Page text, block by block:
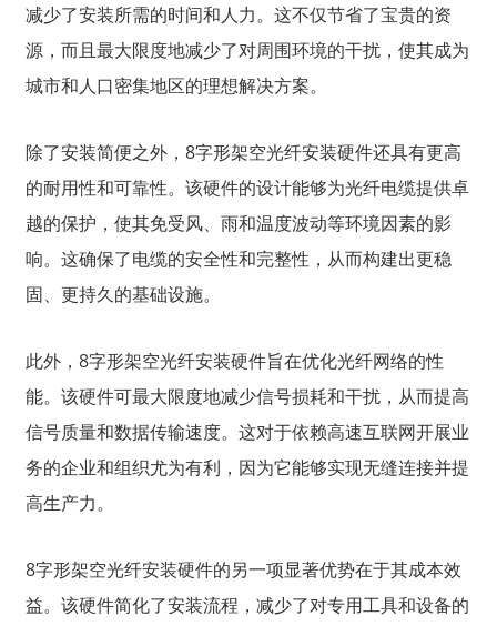
减少了安装所需的时间和人力。这不仅节省了宝贵的资
源，而且最大限度地减少了对周围环境的干扰，使其成为
城市和人口密集地区的理想解决方案。
除了安装简便之外，8字形架空光纤安装硬件还具有更高
的耐用性和可靠性。该硬件的设计能够为光纤电缆提供卓
越的保护，使其免受风、雨和温度波动等环境因素的影
响。这确保了电缆的安全性和完整性，从而构建出更稳
固、更持久的基础设施。
此外，8字形架空光纤安装硬件旨在优化光纤网络的性
能。该硬件可最大限度地减少信号损耗和干扰，从而提高
信号质量和数据传输速度。这对于依赖高速互联网开展业
务的企业和组织尤为有利，因为它能够实现无缝连接并提
高生产力。
8字形架空光纤安装硬件的另一项显著优势在于其成本效
益。该硬件简化了安装流程，减少了对专用工具和设备的